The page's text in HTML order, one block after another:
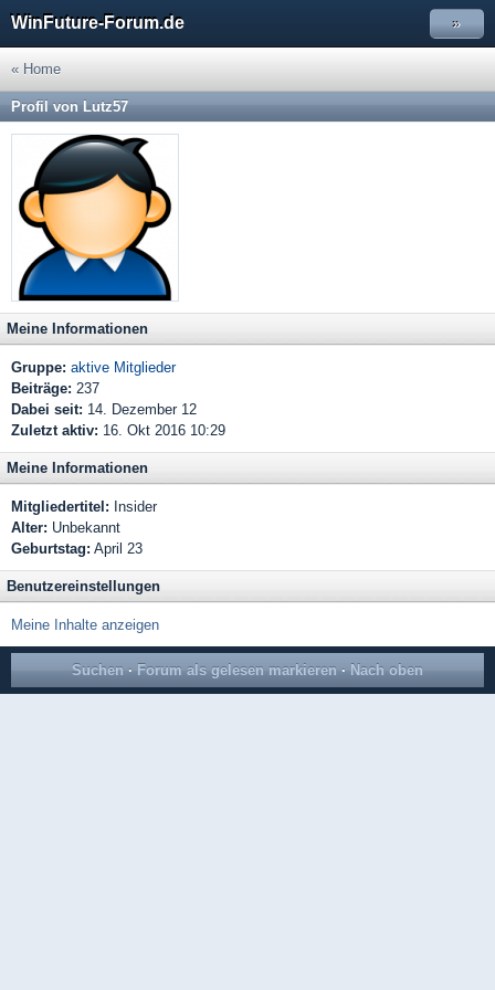
WinFuture-Forum.de »
« Home
Profil von Lutz57
Meine Informationen
Gruppe: aktive Mitglieder
Beiträge: 237
Dabei seit: 14. Dezember 12
Zuletzt aktiv: 16. Okt 2016 10:29
Meine Informationen
Mitgliedertitel: Insider
Alter: Unbekannt
Geburtstag: April 23
Benutzereinstellungen
Meine Inhalte anzeigen
Suchen · Forum als gelesen markieren · Nach oben